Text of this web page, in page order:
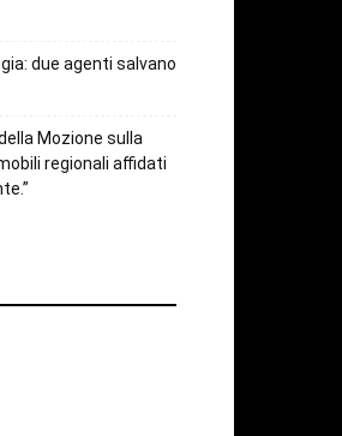
due agenti salvano
Mozione sulla
regionali affidati